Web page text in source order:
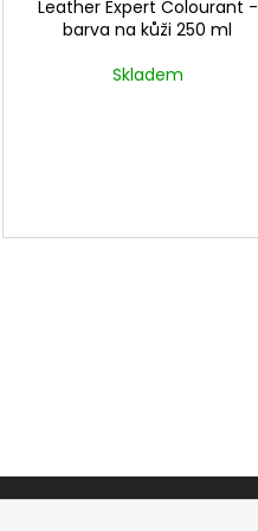
Leather Expert Colourant -
barva na kůži 250 ml
Skladem